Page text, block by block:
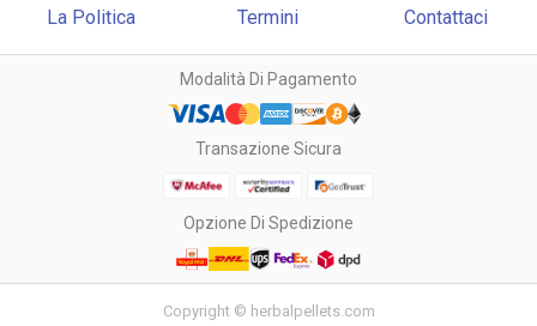
La Politica Termini Contattaci
Modalità Di Pagamento
Transazione Sicura
Opzione Di Spedizione
Copyright © herbalpellets.com